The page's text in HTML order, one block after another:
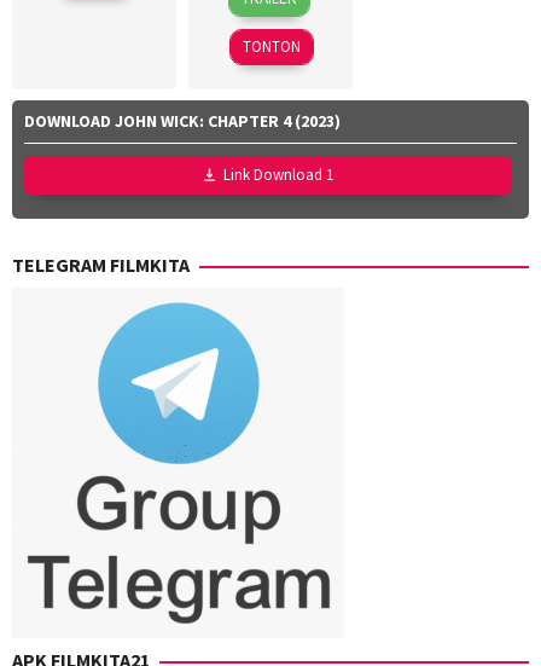
Mar
2026
Kinoi
Lubis,
Hollynov
Mutia
Effendi,
Nurul
Ravika
TONTON
DOWNLOAD JOHN WICK: CHAPTER 4 (2023)
Link Download 1
TELEGRAM FILMKITA
APK FILMKITA21